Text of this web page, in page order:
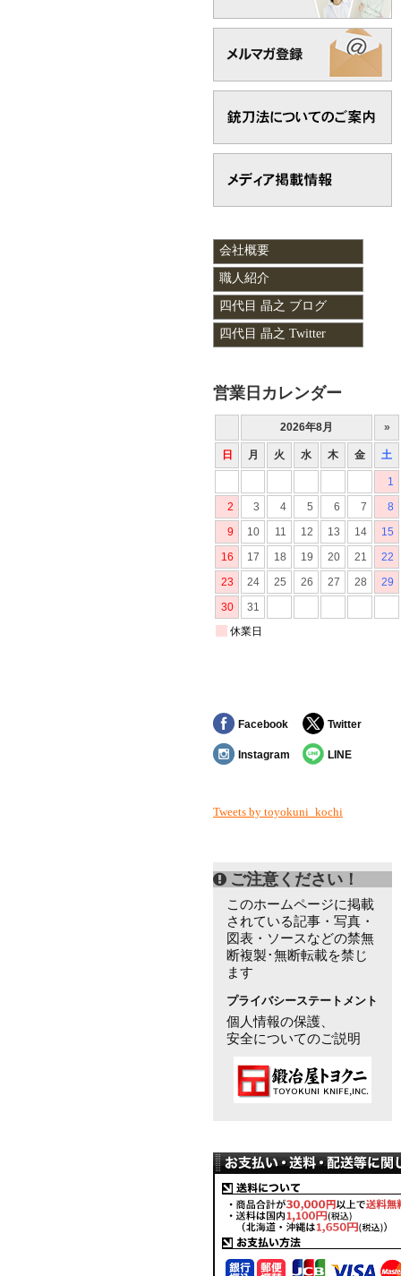
会社概要
職人紹介
四代目 晶之 ブログ
四代目 晶之 Twitter
営業日カレンダー
Facebook Twitter
Instagram LINE
Tweets by toyokuni_kochi
ご注意ください！
このホームページに掲載
されている記事・写真・
図表・ソースなどの禁無
断複製･無断転載を禁じ
ます
プライバシーステートメント
個人情報の保護、
安全についてのご説明